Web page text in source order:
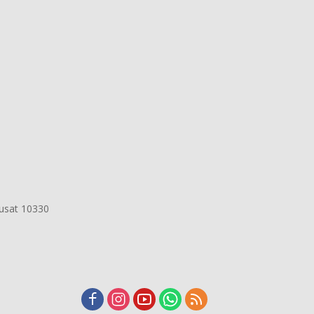
10330